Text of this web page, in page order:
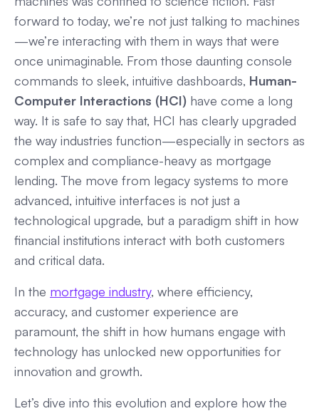
forward to today, we’re not just talking to machines
—we’re interacting with them in ways that were
once unimaginable. From those daunting console
commands to sleek, intuitive dashboards, Human-
Computer Interactions (HCI) have come a long
way. It is safe to say that, HCI has clearly upgraded
the way industries function—especially in sectors as
complex and compliance-heavy as mortgage
lending. The move from legacy systems to more
advanced, intuitive interfaces is not just a
technological upgrade, but a paradigm shift in how
financial institutions interact with both customers
and critical data.
In the mortgage industry, where efficiency,
accuracy, and customer experience are
paramount, the shift in how humans engage with
technology has unlocked new opportunities for
innovation and growth.
Let’s dive into this evolution and explore how the